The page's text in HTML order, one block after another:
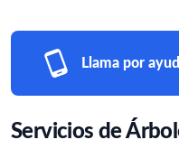
Llama por
Servicios de